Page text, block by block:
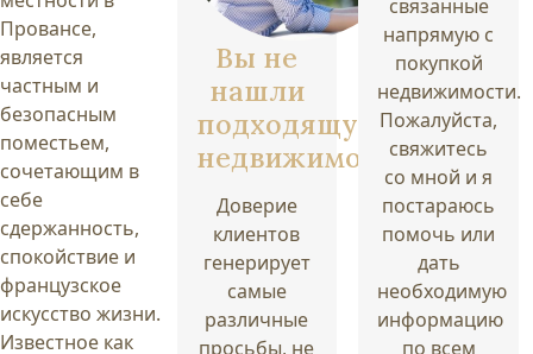
Провансе,
является
частным и
безопасным
поместьем,
сочетающим в
себе
сдержанность,
спокойствие и
французское
искусство жизни.
Известное как
Вы не
нашли
подходящую
недвижимость?
Доверие
клиентов
генерирует
самые
различные
просьбы, не
связанные
напрямую с
покупкой
недвижимости.
Пожалуйста,
свяжитесь
со мной и я
постараюсь
помочь или
дать
необходимую
информацию
по всем